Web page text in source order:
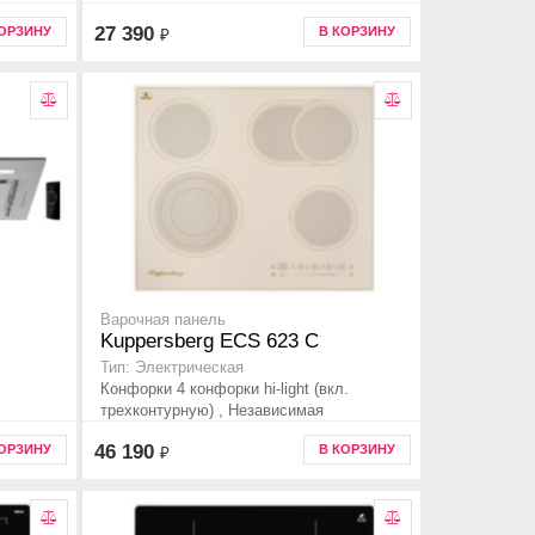
27 390 ₽ В КОРЗИНУ
Варочная панель
Kuppersberg ECS 623 C
Тип: Электрическая
Конфорки 4 конфорки hi-light (вкл.
трехконтурную) , Независимая
46 190 ₽ В КОРЗИНУ